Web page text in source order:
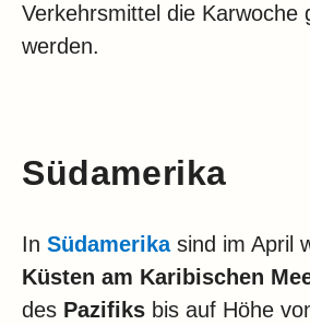
Verkehrsmittel die Karwoche
werden.
Südamerika
In Südamerikasind im April
Küsten am Karibischen
des Pazifiks bis auf Höhe